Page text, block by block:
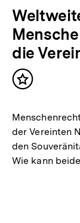
die
Inhalt
der Vereinten
den
Wie kann